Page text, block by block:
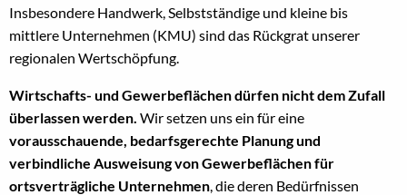
Insbesondere Handwerk, Selbstständige und kleine bis
mittlere Unternehmen (KMU) sind das Rückgrat unserer
regionalen Wertschöpfung.
Wirtschafts- und Gewerbeflächen dürfen nicht dem Zufall
überlassen werden. Wir setzen uns ein für eine
vorausschauende, bedarfsgerechte Planung und
verbindliche Ausweisung von Gewerbeflächen für
ortsverträgliche Unternehmen, die deren Bedürfnissen